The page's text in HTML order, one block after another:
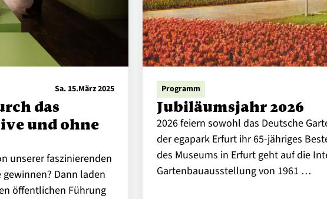
Sa. 15.März 2025
das
und ohne
unserer faszinierenden
Dann laden
öffentlichen Führung
Programm
Jubiläumsjahr 2026
2026 feiern sowohl das Deutsche
der egapark Erfurt ihr 65-jähriges
des Museums in Erfurt geht auf die
Gartenbauausstellung von 1961 …